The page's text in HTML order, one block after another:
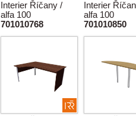
Interier Říčany /
alfa 100
701010768
Interier
alfa 100
701010850